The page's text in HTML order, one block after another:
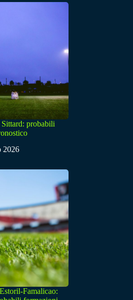
probabili
2026
Famalicao: